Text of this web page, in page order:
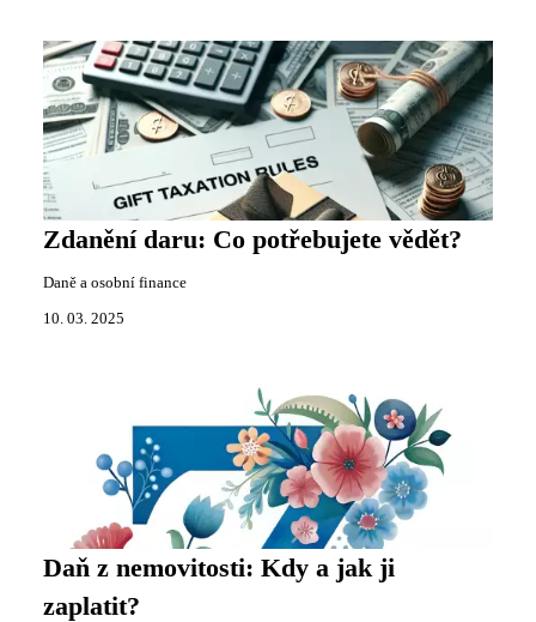
Zdanění daru: Co potřebujete vědět?
Daně a osobní finance
10. 03. 2025
Daň z nemovitosti: Kdy a jak ji
zaplatit?